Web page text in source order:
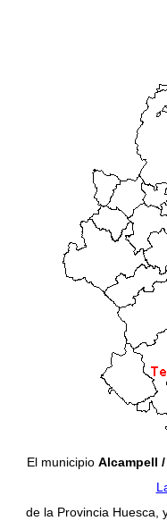
El municipio Alcampell
de la Provincia Huesca,